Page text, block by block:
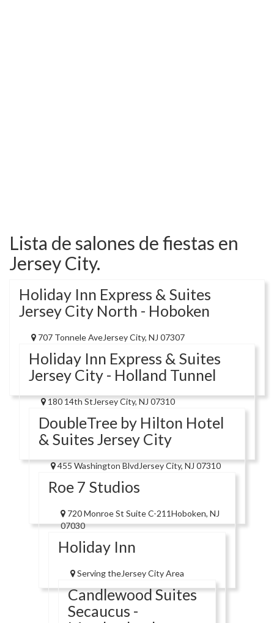
Lista de salones de fiestas en
Jersey City.
Holiday Inn Express & Suites
Jersey City North - Hoboken
707 Tonnele AveJersey City, NJ 07307
Holiday Inn Express & Suites
Jersey City - Holland Tunnel
180 14th StJersey City, NJ 07310
DoubleTree by Hilton Hotel
& Suites Jersey City
455 Washington BlvdJersey City, NJ 07310
Roe 7 Studios
720 Monroe St Suite C-211Hoboken, NJ
07030
Holiday Inn
Serving theJersey City Area
Candlewood Suites
Secaucus -